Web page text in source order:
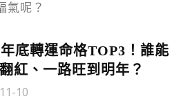
氣呢？
底轉運命格TOP3！誰能
紅、一路旺到明年？
10